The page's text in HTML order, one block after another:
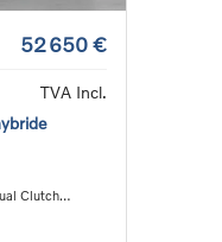
52 650 €
TVA Incl.
Clutch